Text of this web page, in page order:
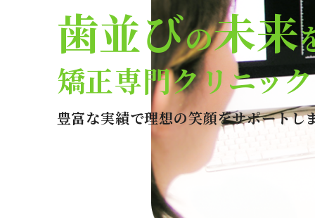
歯並びの未来
矯正専門クリニック
豊富な実績で理想の笑顔をサポートし